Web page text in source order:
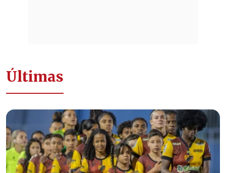
Últimas